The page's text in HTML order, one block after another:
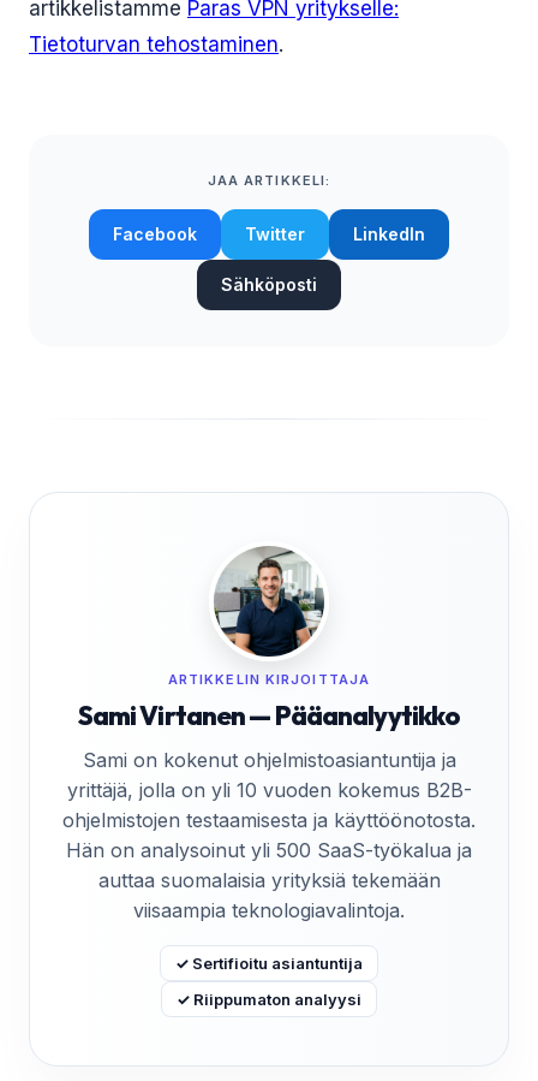
artikkelistamme Paras VPN yritykselle:
Tietoturvan tehostaminen.
JAA ARTIKKELI:
Facebook Twitter LinkedIn
Sähköposti
ARTIKKELIN KIRJOITTAJA
Sami Virtanen — Pääanalyytikko
Sami on kokenut ohjelmistoasiantuntija ja
yrittäjä, jolla on yli 10 vuoden kokemus B2B-
ohjelmistojen testaamisesta ja käyttöönotosta.
Hän on analysoinut yli 500 SaaS-työkalua ja
auttaa suomalaisia yrityksiä tekemään
viisaampia teknologiavalintoja.
✓ Sertifioitu asiantuntija
✓ Riippumaton analyysi